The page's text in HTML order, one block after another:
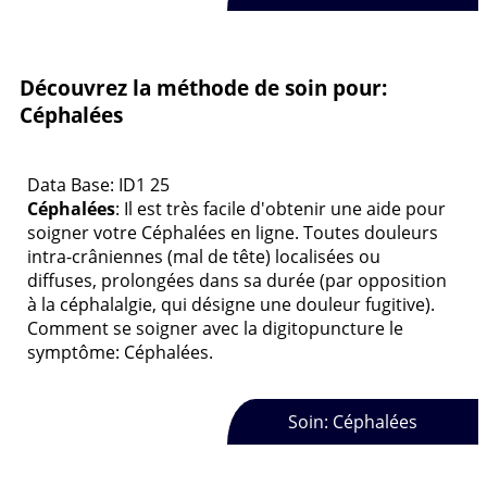
Découvrez la méthode de soin pour:
Céphalées
Data Base: ID1 25
Céphalées: Il est très facile d'obtenir une aide pour
soigner votre Céphalées en ligne. Toutes douleurs
intra-crâniennes (mal de tête) localisées ou
diffuses, prolongées dans sa durée (par opposition
à la céphalalgie, qui désigne une douleur fugitive).
Comment se soigner avec la digitopuncture le
symptôme: Céphalées.
Soin: Céphalées